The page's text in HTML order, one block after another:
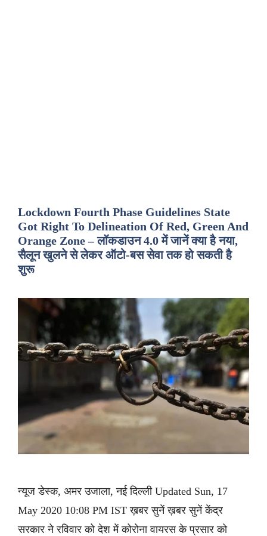
Lockdown Fourth Phase Guidelines State
Got Right To Delineation Of Red, Green And
Orange Zone – लॉकडाउन 4.0 में जानें क्या है नया,
सैलून खुलने से लेकर ऑटो-बस सेवा तक हो सकती है
शुरू
न्यूज डेस्क, अमर उजाला, नई दिल्ली Updated Sun, 17
May 2020 10:08 PM IST ख़बर सुनें ख़बर सुनें केंद्र
सरकार ने रविवार को देश में कोरोना वायरस के प्रसार को